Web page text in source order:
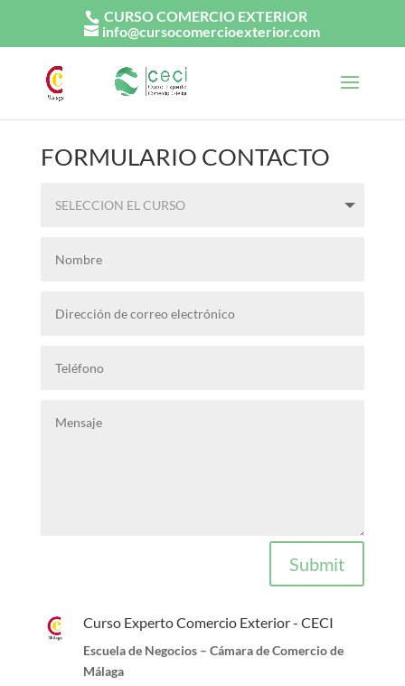
CURSO COMERCIO EXTERIOR
info@cursocomercioexterior.com
FORMULARIO CONTACTO
Submit
Curso Experto Comercio Exterior - CECI
Escuela de Negocios – Cámara de Comercio de
Málaga